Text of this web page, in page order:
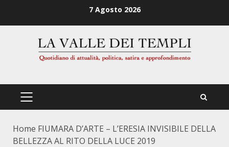
7 Agosto 2026
PRIMÄRES
Home FIUMARA D’ARTE – L’ERESIA INVISIBILE DELLA
BELLEZZA AL RITO DELLA LUCE 2019